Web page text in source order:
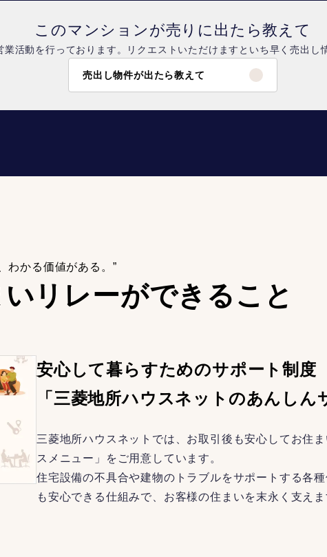
このマンションが売りに出たら教えて
業活動を行っております。リクエストいただけますといち早く売出し
売出し物件が出たら教えて
わかる価値がある。”
リレーができること
安心して暮らすためのサポート制度
「三菱地所ハウスネットのあんしん
三菱地所ハウスネットでは、お取引後も安心してお住
スメニュー」をご用意しています。
住宅設備の不具合や建物のトラブルをサポートする各
も安心できる仕組みで、お客様の住まいを末永く支えま